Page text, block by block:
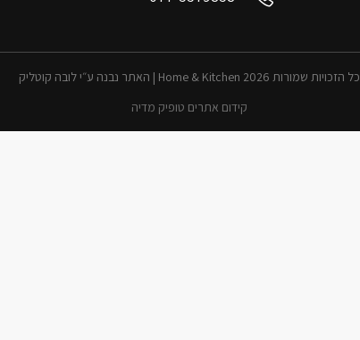
כל הזכויות שמורות 2026 Home & Kitchen | האתר נבנה ע״י לובה קוטליק
קידום אתרים טופיק מדיה